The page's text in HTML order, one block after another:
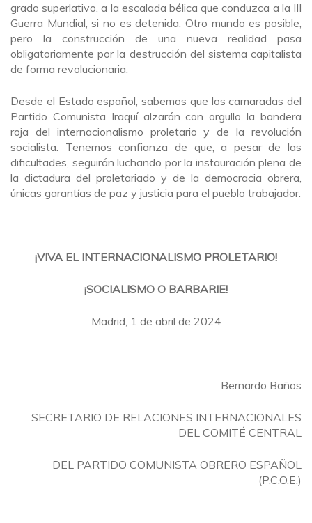
grado superlativo, a la escalada bélica que conduzca a la III
Guerra Mundial, si no es detenida. Otro mundo es posible,
pero la construcción de una nueva realidad pasa
obligatoriamente por la destrucción del sistema capitalista
de forma revolucionaria.
Desde el Estado español, sabemos que los camaradas del
Partido Comunista Iraquí alzarán con orgullo la bandera
roja del internacionalismo proletario y de la revolución
socialista. Tenemos confianza de que, a pesar de las
dificultades, seguirán luchando por la instauración plena de
la dictadura del proletariado y de la democracia obrera,
únicas garantías de paz y justicia para el pueblo trabajador.
¡VIVA EL INTERNACIONALISMO PROLETARIO!
¡SOCIALISMO O BARBARIE!
Madrid, 1 de abril de 2024
Bernardo Baños
SECRETARIO DE RELACIONES INTERNACIONALES
DEL COMITÉ CENTRAL
DEL PARTIDO COMUNISTA OBRERO ESPAÑOL
(P.C.O.E.)